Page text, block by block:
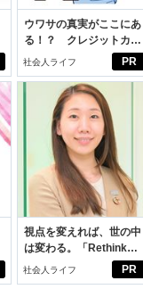
PR
ウワサの真実がここにあ
る！？ クレジットカー
ドの都市伝説
社会人ライフ
PR
視点を変えれば、世の中
は変わる。「Rethink
PROJECT」がつたえた
社会人ライフ